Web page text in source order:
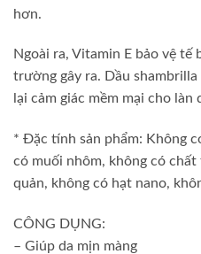
hơn.
Ngoài ra, Vitamin E bảo vệ tế
trường gây ra. Dầu
lại cảm giác mềm mại cho làn
* Đặc tính sản phẩm: Không
có muối nhôm, không có
quản, không có hạt nano,
CÔNG DỤNG:
– Giúp da mịn màng